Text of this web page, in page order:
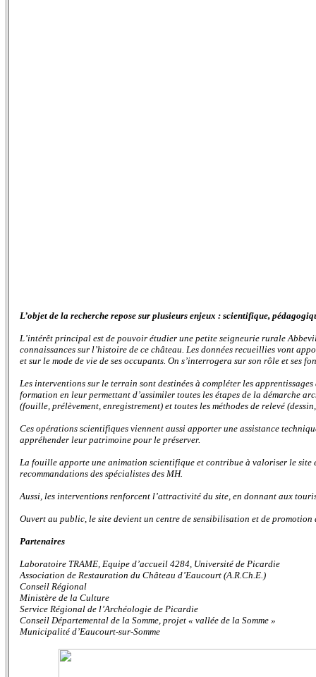
L’objet de la recherche repose sur plusieurs enjeux : scientifique,
L’intérêt principal est de pouvoir étudier une petite seigneurie rurale
connaissances sur l’histoire de ce château. Les données recueillies vont
et sur le mode de vie de ses occupants. On s’interrogera sur son rôle et ses
Les interventions sur le terrain sont destinées à compléter les
formation en leur permettant d’assimiler toutes les étapes de la démarche
(fouille, prélèvement, enregistrement) et toutes les méthodes de relevé
Ces opérations scientifiques viennent aussi apporter une assistance
appréhender leur patrimoine pour le préserver.
La fouille apporte une animation scientifique et contribue à valoriser le site
recommandations des spécialistes des MH.
Aussi, les interventions renforcent l’attractivité du site, en donnant aux
Ouvert au public, le site devient un centre de sensibilisation et de
Partenaires
Laboratoire TRAME, Equipe d’accueil 4284, Université de Picardie
Association de Restauration du Château d’Eaucourt (A.R.Ch.E.)
Conseil Régional
Ministère de la Culture
Service Régional de l’Archéologie de Picardie
Conseil Départemental de la Somme, projet « vallée de la Somme »
Municipalité d’Eaucourt-sur-Somme